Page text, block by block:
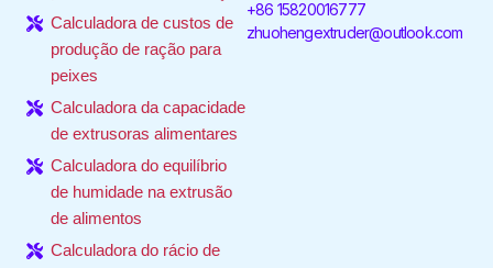
Calculadora de custos de
produção de ração para
peixes
Calculadora da capacidade
de extrusoras alimentares
Calculadora do equilíbrio
de humidade na extrusão
de alimentos
Calculadora do rácio de
+86 15820016777
zhuohengextruder@outlook.com